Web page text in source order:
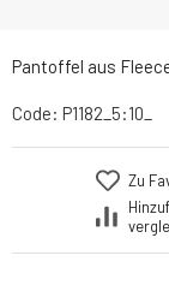
Pantoffel aus
Code: P1182_5:10_
Zu